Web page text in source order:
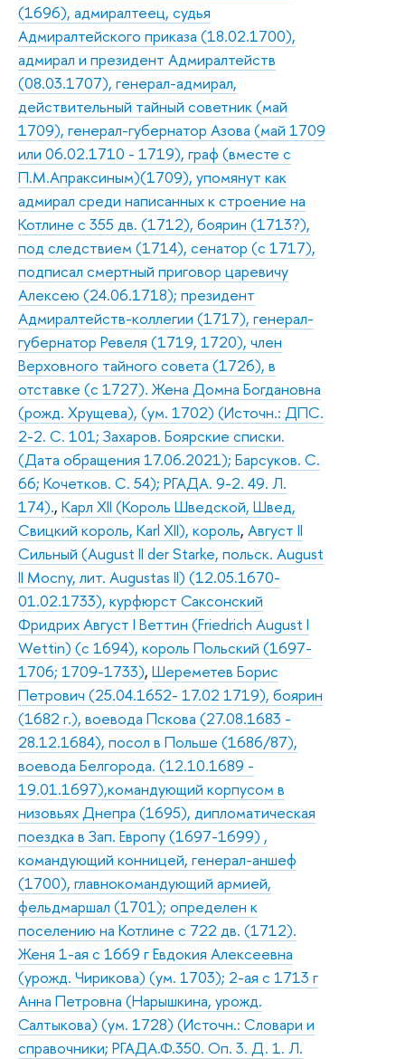
(1696), адмиралтеец, судья
Адмиралтейского приказа (18.02.1700),
адмирал и президент Адмиралтейств
(08.03.1707), генерал-адмирал,
действительный тайный советник (май
1709), генерал-губернатор Азова (май 1709
или 06.02.1710 - 1719), граф (вместе с
П.М.Апраксиным)(1709), упомянут как
адмирал среди написанных к строение на
Котлине с 355 дв. (1712), боярин (1713?),
под следствием (1714), сенатор (с 1717),
подписал смертный приговор царевичу
Алексею (24.06.1718); президент
Адмиралтейств-коллегии (1717), генерал-
губернатор Ревеля (1719, 1720), член
Верховного тайного совета (1726), в
отставке (с 1727). Жена Домна Богдановна
(рожд. Хрущева), (ум. 1702) (Источн.: ДПС.
2-2. С. 101; Захаров. Боярские списки.
(Дата обращения 17.06.2021); Барсуков. С.
66; Кочетков. С. 54); РГАДА. 9-2. 49. Л.
174)., Карл XII (Король Шведской, Швед,
Свицкий король, Karl XII), король, Август II
Сильный (August II der Starke, польск. August
II Mocny, лит. Augustas II) (12.05.1670-
01.02.1733), курфюрст Саксонский
Фридрих Август I Веттин (Friedrich August I
Wettin) (с 1694), король Польский (1697-
1706; 1709-1733), Шереметев Борис
Петрович (25.04.1652- 17.02 1719), боярин
(1682 г.), воевода Пскова (27.08.1683 -
28.12.1684), посол в Польше (1686/87),
воевода Белгорода. (12.10.1689 -
19.01.1697),командующий корпусом в
низовьях Днепра (1695), дипломатическая
поездка в Зап. Европу (1697-1699) ,
командующий конницей, генерал-аншеф
(1700), главнокомандующий армией,
фельдмаршал (1701); определен к
поселению на Котлине с 722 дв. (1712).
Женя 1-ая с 1669 г Евдокия Алексеевна
(урожд. Чирикова) (ум. 1703); 2-ая с 1713 г
Анна Петровна (Нарышкина, урожд.
Салтыкова) (ум. 1728) (Источн.: Словари и
справочники; РГАДА.Ф.350. Оп. 3. Д. 1. Л.